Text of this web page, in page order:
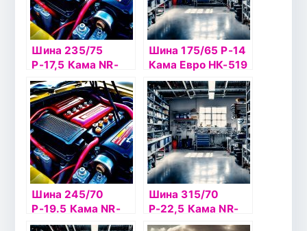
Шина 235/75
Р-17,5 Кама NR-
202 б/к
Шина 175/65 Р-14
Кама Евро НК-519
б/к шип
Шина 245/70
Р-19.5 Кама NR-
201 б/к
Шина 315/70
Р-22,5 Кама NR-
202